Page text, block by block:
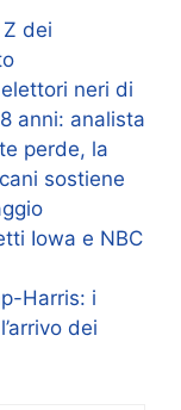
dei
neri di
anni: analista
perde, la
sostiene
Iowa e NBC
Harris: i
dei